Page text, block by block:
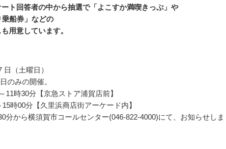
ト回答者の中から抽選で「よこすか満喫きっぷ」や
乗船券」などの
用意しています。
（土曜日）
のみの開催。
11時30分【京急ストア浦賀店前】
時00分【久里浜商店街アーケード内】
分から横須賀市コールセンター(046-822-4000)にて、お知らせしま